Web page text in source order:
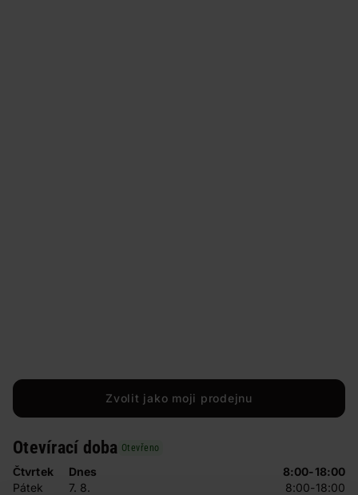
Zvolit jako moji prodejnu
Otevírací doba Otevřeno
Čtvrtek Dnes
8:00-18:00
Pátek
7. 8.
8:00-18:00